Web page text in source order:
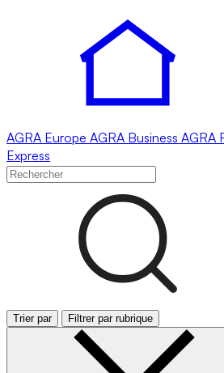
AGRA Europe AGRA Business AGRA
Express
Trier par Filtrer par rubrique